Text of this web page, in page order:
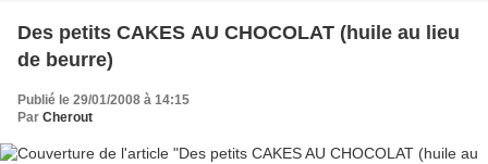
Des petits CAKES AU CHOCOLAT (huile au lieu
de beurre)
Publié le 29/01/2008 à 14:15
Par Cherout